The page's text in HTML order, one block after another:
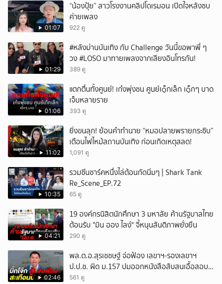
01:07
“น้องปุ้ย” สาวโรงงานคลิปโดเรมอน เปิดใจหลังซบ
ค่ายเพลง
922 ดู
01:29
#หลังม่านบันเทิง กับ Challenge วันนี้ขอพาพี่ ๆ
วง #LOSO มาทายเพลงจากเสียงอินโทรกัน!
389 ดู
01:06
แตกตื่นทั้งศูนย์! เก๋งพุ่งชน ศูนย์เ๑็กเล็ก เ๑็กๆ บาด
เจ็บหลายราย
393 ดู
11:02
ยิ่งขนลุก! ย้อนคำทำนาย “หมอปลายพรายกระซิบ”
เตือนไฟไหม้สถานบันเทิง ก่อนเกิดเหตุสลด!
1,091 ดู
10:35
รวมซีนชาร์คหนึ่งไล่ต้อนกัดนิ่มๆ | Shark Tank
Re_Scene_EP.72
65 ดู
04:21
19 องค์กรนิสิตนักศึกษา 3 มหาลัย ค้านรัฐบาลไทย
ต้อนรับ "มิน ออง ไลง์" จี้หนุนสันติภาพยั่งยืน
290 ดู
02:46
พล.ต.อ.สุรเชชษฐ์ จ่อฟ้อง เลขาฯ-รองเลขาฯ
ป.ป.ช. ผิด ม.157 ปมออกหนังสือสับสนเอื้อสอบ
คดีซ้ำซ้อน
561 ดู